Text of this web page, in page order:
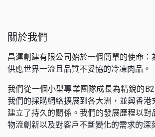
關於我們
昌運創建有限公司始於一個簡單的使命：
供應世界一流且品質不妥協的冷凍肉品。
我們從一個小型專業團隊成長為精銳的
我們的採購網絡擴展到各大洲，並與香港
建立了持久的關係。我們的發展歷程以對
物流創新以及對客戶不斷變化的需求的深